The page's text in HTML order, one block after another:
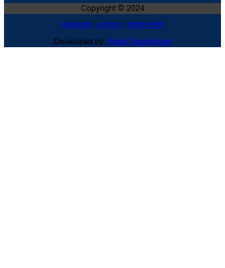
Copyright © 2024
আমাদের কথা! যোগাযোগ ! প্রাইভেসি পলিসি
Developed by: Flash Technology